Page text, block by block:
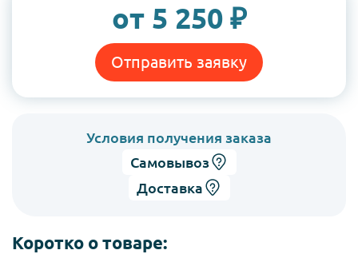
Цена:
от 5 250 ₽
Отправить заявку
Условия получения заказа
Самовывоз
Доставка
Коротко о товаре: